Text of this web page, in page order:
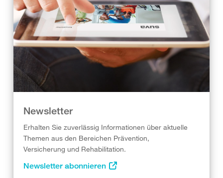
Newsletter
Erhalten Sie zuverlässig Informationen über aktuelle
Themen aus den Bereichen Prävention,
Versicherung und Rehabilitation.
Newsletter abonnieren